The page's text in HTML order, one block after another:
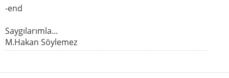
-end
Saygılarımla...
M.Hakan Söylemez